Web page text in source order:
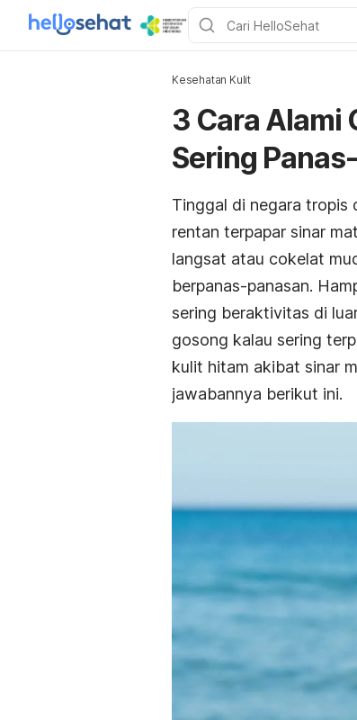
Kesehatan Kulit
3 Cara Alami
Sering
Tinggal di negara tropis
rentan terpapar sinar
langsat atau cokelat
berpanas-panasan.
sering beraktivitas di
gosong kalau sering
kulit hitam akibat sinar
jawabannya berikut ini.